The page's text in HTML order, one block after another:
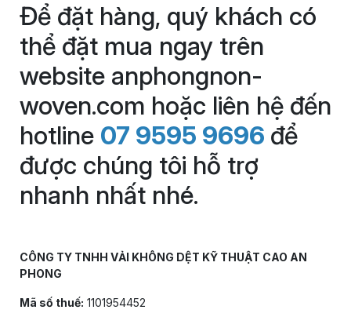
Để đặt hàng, quý khách có
thể đặt mua ngay trên
website anphongnon-
woven.com hoặc liên hệ đến
hotline 07 9595 9696 để
được chúng tôi hỗ trợ
nhanh nhất nhé.
CÔNG TY TNHH VẢI KHÔNG DỆT KỸ THUẬT CAO AN
PHONG
Mã số thuế: 1101954452